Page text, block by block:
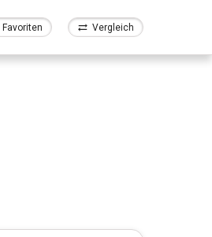
Favoriten Vergleich